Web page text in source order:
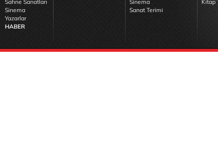
Sahne Sanatları
Sinema
Yazarlar
HABER
Sinema
Sanat Terimi
Kitap